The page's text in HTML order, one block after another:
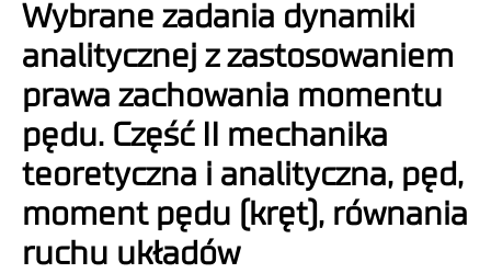
Wybrane zadania dynamiki
analitycznej z zastosowaniem
prawa zachowania momentu
pędu. Część II mechanika
teoretyczna i analityczna, pęd,
moment pędu (kręt), równania
ruchu układów